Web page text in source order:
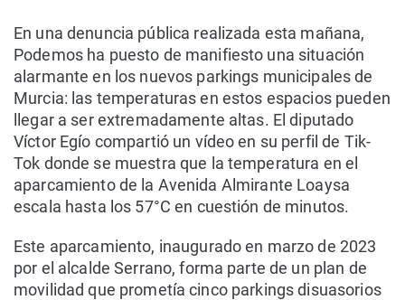
En una denuncia pública realizada esta mañana,
Podemos ha puesto de manifiesto una situación
alarmante en los nuevos parkings municipales de
Murcia: las temperaturas en estos espacios pueden
llegar a ser extremadamente altas. El diputado
Víctor Egío compartió un vídeo en su perfil de Tik-
Tok donde se muestra que la temperatura en el
aparcamiento de la Avenida Almirante Loaysa
escala hasta los 57°C en cuestión de minutos.
Este aparcamiento, inaugurado en marzo de 2023
por el alcalde Serrano, forma parte de un plan de
movilidad que prometía cinco parkings disuasorios